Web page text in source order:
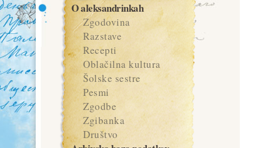
O aleksandrinkah
Zgodovina
Razstave
Recepti
Oblačilna kultura
Šolske sestre
Pesmi
Zgodbe
Zgibanka
Društvo